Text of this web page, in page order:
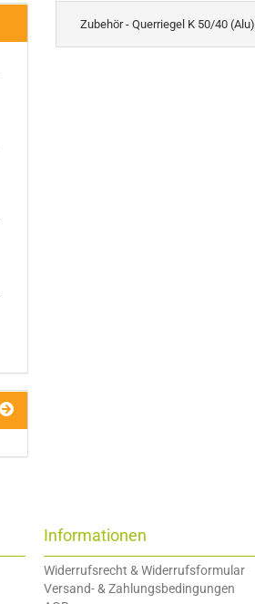
Zubehör - Querriegel K 50/40 (Alu)
Informationen
Widerrufsrecht & Widerrufsformular
Versand- & Zahlungsbedingungen